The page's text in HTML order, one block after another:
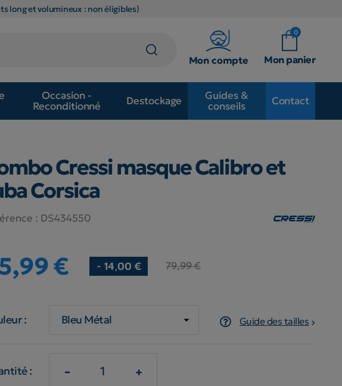
long et volumineux : non éligibles)
Mon compte
0
Mon panier
Occasion -
Reconditionné
Destockage
Guides &
conseils
Contact
Cressi masque Calibro et
Corsica
: DS434550
€ - 14,00 € 79,99 €
: Guide des tailles
: - +